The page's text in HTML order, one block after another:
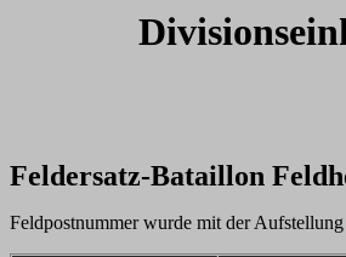
Feldersatz-Bataillon
Feldpostnummer wurde mit der